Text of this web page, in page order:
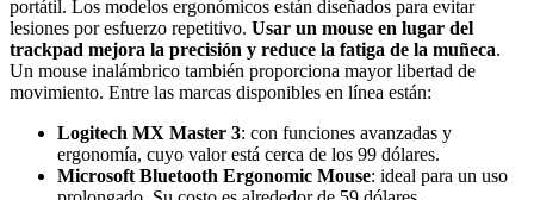
portátil. Los modelos ergonómicos están diseñados para evitar
lesiones por esfuerzo repetitivo. Usar un mouse en lugar del
trackpad mejora la precisión y reduce la fatiga de la muñeca.
Un mouse inalámbrico también proporciona mayor libertad de
movimiento. Entre las marcas disponibles en línea están:
Logitech MX Master 3: con funciones avanzadas y
ergonomía, cuyo valor está cerca de los 99 dólares.
Microsoft Bluetooth Ergonomic Mouse: ideal para un uso